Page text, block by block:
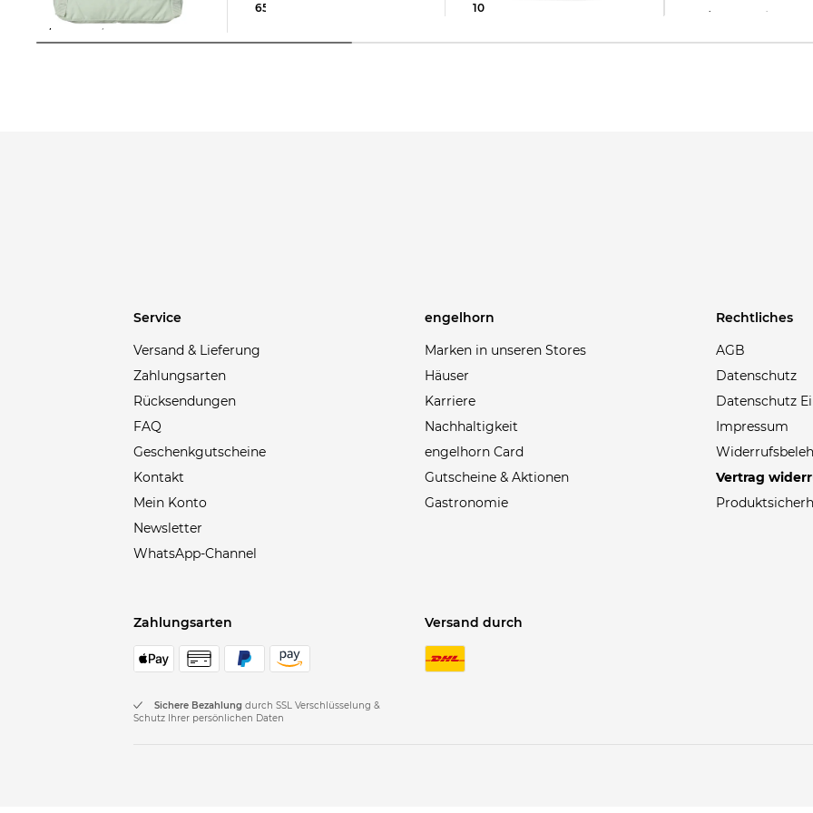
67,95 €
99,99 €
65,00 €
109,95 €
Service
Versand & Lieferung
Zahlungsarten
Rücksendungen
FAQ
Geschenkgutscheine
Kontakt
Mein Konto
Newsletter
WhatsApp-Channel
engelhorn
Marken in unseren Stores
Häuser
Karriere
Nachhaltigkeit
engelhorn Card
Gutscheine & Aktionen
Gastronomie
Rechtliches
AGB
Datenschutz
Datenschutz
Impressum
Vertrag
Zahlungsarten
Sichere Bezahlung durch SSL Verschlüsselung &
Schutz Ihrer persönlichen Daten
Versand durch